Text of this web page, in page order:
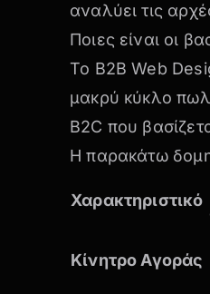
αναλύει τις
Ποιες είναι οι
Το B2B Web
μακρύ κύκλο
B2C που
Η παρακάτω
Χαρακτηριστικό
Κίνητρο Αγοράς